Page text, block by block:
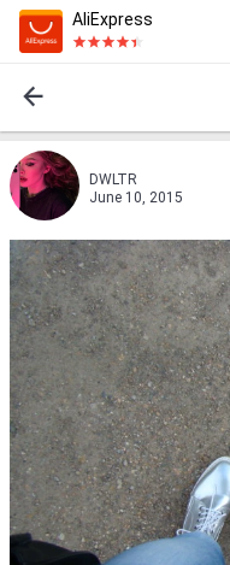
AliExpress
DWLTR
June 10, 2015